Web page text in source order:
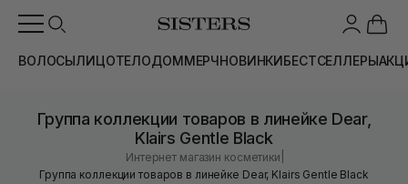
ВОЛОСЫЛИЦОТЕЛОДОММЕРЧНОВИНКИБЕСТСЕЛЛЕРЫ
Группа коллекции товаров в линейке Dear,
Klairs Gentle Black
Интернет магазин косметики
Группа коллекции товаров в линейке Dear, Klairs Gentle Black